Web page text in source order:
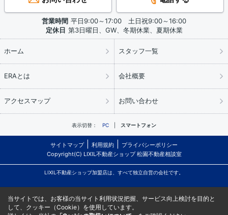
営業時間 平日9:00～17:00 土日祝9:00～16:00
定休日 第3日曜日、GW、冬期休業、夏期休業
ホーム スタッフ一覧
ERAとは 会社概要
アクセスマップ お問い合わせ
表示切替： PC スマートフォン
サイトマップ 利用規約
プライバシーポリシー
Copyright(C) LIXIL不動産ショップ 松園不動産相談室
LIXIL不動産ショップ加盟店は、すべて独立自営の会社です。
当サイトでは、お客様の当サイト利用状況把握、サービス向上検討を目的と
して、クッキー（Cookie）を使用しています。